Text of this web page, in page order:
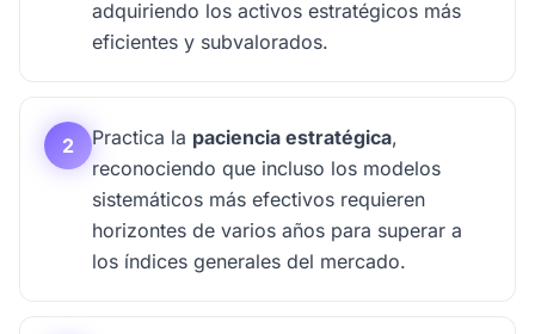
adquiriendo los activos estratégicos más
eficientes y subvalorados.
2 Practica la paciencia estratégica,
reconociendo que incluso los modelos
sistemáticos más efectivos requieren
horizontes de varios años para superar a
los índices generales del mercado.